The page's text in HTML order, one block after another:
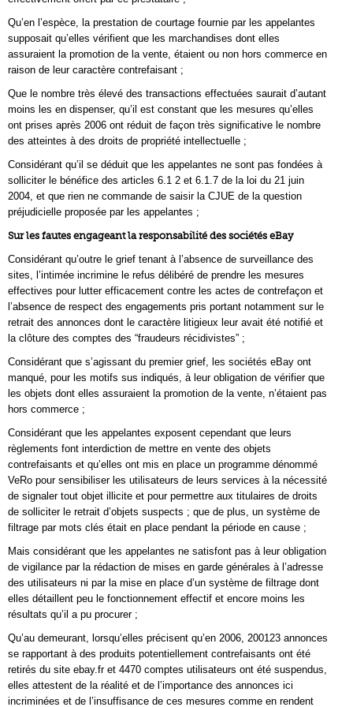
Qu’en l’espèce, la prestation de courtage fournie par les appelantes
supposait qu’elles vérifient que les marchandises dont elles
assuraient la promotion de la vente, étaient ou non hors commerce en
raison de leur caractère contrefaisant ;
Que le nombre très élevé des transactions effectuées saurait d’autant
moins les en dispenser, qu’il est constant que les mesures qu’elles
ont prises après 2006 ont réduit de façon très significative le nombre
des atteintes à des droits de propriété intellectuelle ;
Considérant qu’il se déduit que les appelantes ne sont pas fondées à
solliciter le bénéfice des articles 6.1 2 et 6.1.7 de la loi du 21 juin
2004, et que rien ne commande de saisir la CJUE de la question
préjudicielle proposée par les appelantes ;
Sur les fautes engageant la responsabilité des sociétés eBay
Considérant qu’outre le grief tenant à l’absence de surveillance des
sites, l’intimée incrimine le refus délibéré de prendre les mesures
effectives pour lutter efficacement contre les actes de contrefaçon et
l’absence de respect des engagements pris portant notamment sur le
retrait des annonces dont le caractère litigieux leur avait été notifié et
la clôture des comptes des “fraudeurs récidivistes” ;
Considérant que s’agissant du premier grief, les sociétés eBay ont
manqué, pour les motifs sus indiqués, à leur obligation de vérifier que
les objets dont elles assuraient la promotion de la vente, n’étaient pas
hors commerce ;
Considérant que les appelantes exposent cependant que leurs
règlements font interdiction de mettre en vente des objets
contrefaisants et qu’elles ont mis en place un programme dénommé
VeRo pour sensibiliser les utilisateurs de leurs services à la nécessité
de signaler tout objet illicite et pour permettre aux titulaires de droits
de solliciter le retrait d’objets suspects ; que de plus, un système de
filtrage par mots clés était en place pendant la période en cause ;
Mais considérant que les appelantes ne satisfont pas à leur obligation
de vigilance par la rédaction de mises en garde générales à l’adresse
des utilisateurs ni par la mise en place d’un système de filtrage dont
elles détaillent peu le fonctionnement effectif et encore moins les
résultats qu’il a pu procurer ;
Qu’au demeurant, lorsqu’elles précisent qu’en 2006, 200123 annonces
se rapportant à des produits potentiellement contrefaisants ont été
retirés du site ebay.fr et 4470 comptes utilisateurs ont été suspendus,
elles attestent de la réalité et de l’importance des annonces ici
incriminées et de l’insuffisance de ces mesures comme en rendent